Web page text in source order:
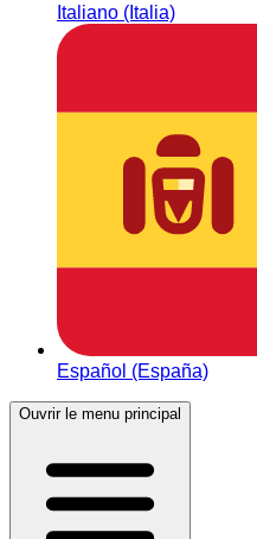
Italiano (Italia)
Español (España)
Ouvrir le menu principal